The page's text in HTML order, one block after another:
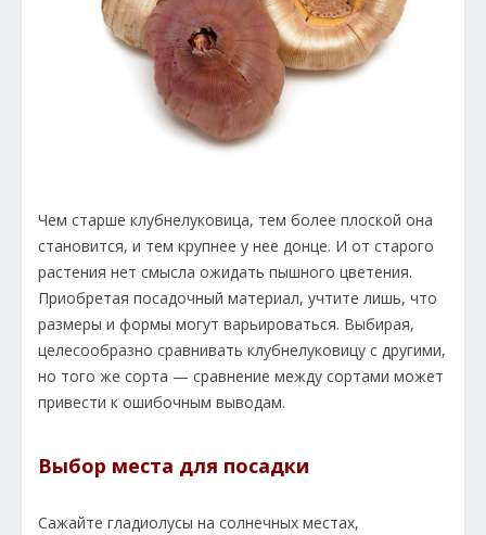
Чем старше клубнелуковица, тем более плоской она
становится, и тем крупнее у нее донце. И от старого
растения нет смысла ожидать пышного цветения.
Приобретая посадочный материал, учтите лишь, что
размеры и формы могут варьироваться. Выбирая,
целесообразно сравнивать клубнелуковицу с другими,
но того же сорта — сравнение между сортами может
привести к ошибочным выводам.
Выбор места для посадки
Сажайте гладиолусы на солнечных местах,